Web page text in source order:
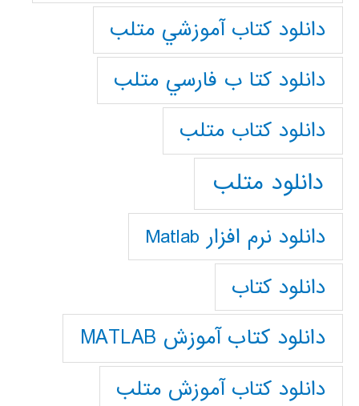
دانلود كتاب آموزشي متلب
دانلود كتا ب فارسي متلب
دانلود كتاب متلب
دانلود متلب
دانلود نرم افزار Matlab
دانلود کتاب
دانلود کتاب آموزش MATLAB
دانلود کتاب آموزش متلب